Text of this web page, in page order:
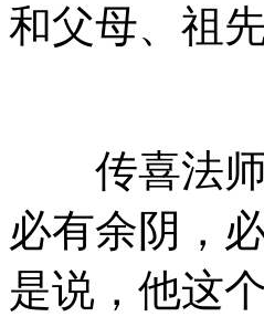
和父母、祖
传喜法师
必有余阴，
是说，他这